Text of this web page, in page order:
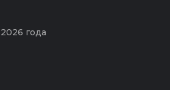
года